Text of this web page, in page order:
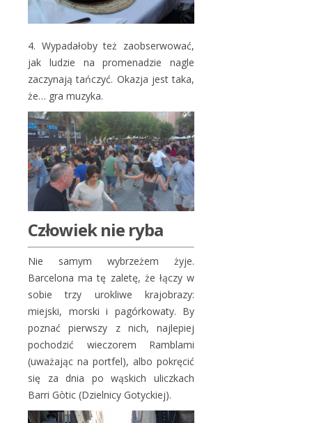
4. Wypadałoby też zaobserwować,
jak ludzie na promenadzie nagle
zaczynają tańczyć. Okazja jest taka,
że… gra muzyka.
Człowiek nie ryba
Nie samym wybrzeżem żyje.
Barcelona ma tę zaletę, że łączy w
sobie trzy urokliwe krajobrazy:
miejski, morski i pagórkowaty. By
poznać pierwszy z nich, najlepiej
pochodzić wieczorem Ramblami
(uważając na portfel), albo pokręcić
się za dnia po wąskich uliczkach
Barri Gòtic (Dzielnicy Gotyckiej).